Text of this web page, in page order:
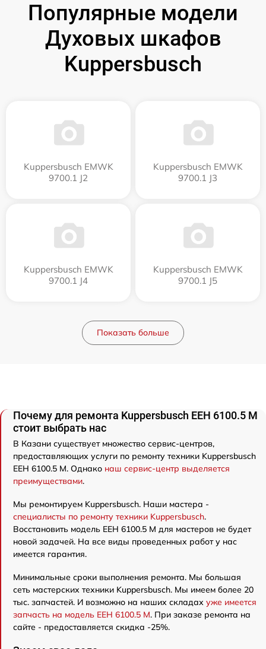
Популярные модели
Духовых шкафов
Kuppersbusch
Kuppersbusch EMWK
9700.1 J2
Kuppersbusch EMWK
9700.1 J3
Kuppersbusch EMWK
9700.1 J4
Kuppersbusch EMWK
9700.1 J5
Показать больше
Почему для ремонта Kuppersbusch EEH 6100.5 M
стоит выбрать нас
В Казани существует множество сервис-центров,
предоставляющих услуги по ремонту техники Kuppersbusch
EEH 6100.5 M. Однако наш сервис-центр выделяется
преимуществами.
Мы ремонтируем Kuppersbusch. Наши мастера -
специалисты по ремонту техники Kuppersbusch.
Восстановить модель EEH 6100.5 M для мастеров не будет
новой задачей. На все виды проведенных работ у нас
имеется гарантия.
Минимальные сроки выполнения ремонта. Мы большая
сеть мастерских техники Kuppersbusch. Мы имеем более 20
тыс. запчастей. И возможно на наших складах уже имеется
запчасть на модель EEH 6100.5 M. При заказе ремонта на
сайте - предоставляется скидка -25%.